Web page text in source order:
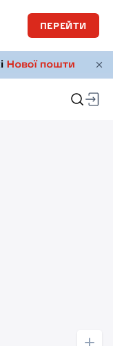
ПЕРЕЙТИ